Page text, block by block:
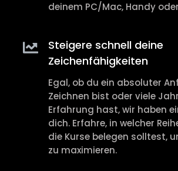
deinem PC/Mac, Handy
Steigere schnell deine
Zeichenfähigkeiten
Egal, ob du ein absoluter
Zeichnen bist oder viele
Erfahrung hast, wir haben
dich. Erfahre, in welcher
die Kurse belegen solltest,
zu maximieren.